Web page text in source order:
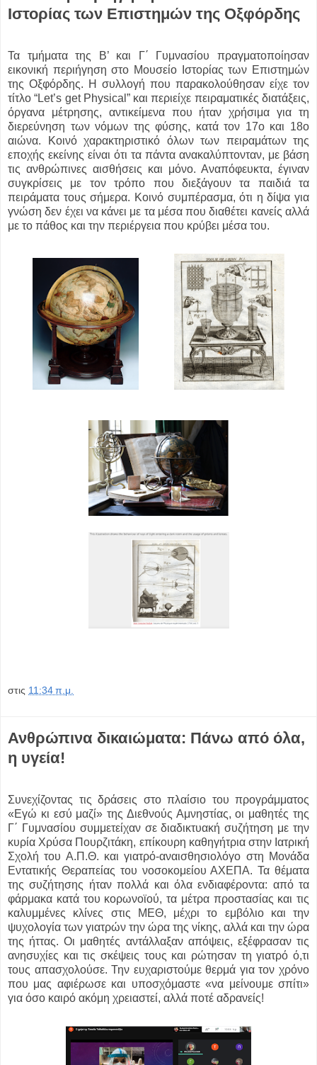
Ιστορίας των Επιστημών της Οξφόρδης
Τα τμήματα της Β’ και Γ΄ Γυμνασίου πραγματοποίησαν
εικονική περιήγηση στο Μουσείο Ιστορίας των Επιστημών
της Οξφόρδης. Η συλλογή που παρακολούθησαν είχε τον
τίτλο “Let’s get Physical” και περιείχε πειραματικές διατάξεις,
όργανα μέτρησης, αντικείμενα που ήταν χρήσιμα για τη
διερεύνηση των νόμων της φύσης, κατά τον 17ο και 18ο
αιώνα. Κοινό χαρακτηριστικό όλων των πειραμάτων της
εποχής εκείνης είναι ότι τα πάντα ανακαλύπτονταν, με βάση
τις ανθρώπινες αισθήσεις και μόνο. Αναπόφευκτα, έγιναν
συγκρίσεις με τον τρόπο που διεξάγουν τα παιδιά τα
πειράματα τους σήμερα. Κοινό συμπέρασμα, ότι η δίψα για
γνώση δεν έχει να κάνει με τα μέσα που διαθέτει κανείς αλλά
με το πάθος και την περιέργεια που κρύβει μέσα του.
στις 11:34 π.μ.
Ανθρώπινα δικαιώματα: Πάνω από όλα,
η υγεία!
Συνεχίζοντας τις δράσεις στο πλαίσιο του προγράμματος
«Εγώ κι εσύ μαζί» της Διεθνούς Αμνηστίας, οι μαθητές της
Γ΄ Γυμνασίου συμμετείχαν σε διαδικτυακή συζήτηση με την
κυρία Χρύσα Πουρζιτάκη, επίκουρη καθηγήτρια στην Ιατρική
Σχολή του Α.Π.Θ. και γιατρό-αναισθησιολόγο στη Μονάδα
Εντατικής Θεραπείας του νοσοκομείου ΑΧΕΠΑ. Τα θέματα
της συζήτησης ήταν πολλά και όλα ενδιαφέροντα: από τα
φάρμακα κατά του κορωνοϊού, τα μέτρα προστασίας και τις
καλυμμένες κλίνες στις ΜΕΘ, μέχρι το εμβόλιο και την
ψυχολογία των γιατρών την ώρα της νίκης, αλλά και την ώρα
της ήττας. Οι μαθητές αντάλλαξαν απόψεις, εξέφρασαν τις
ανησυχίες και τις σκέψεις τους και ρώτησαν τη γιατρό ό,τι
τους απασχολούσε. Την ευχαριστούμε θερμά για τον χρόνο
που μας αφιέρωσε και υποσχόμαστε «να μείνουμε σπίτι»
για όσο καιρό ακόμη χρειαστεί, αλλά ποτέ αδρανείς!